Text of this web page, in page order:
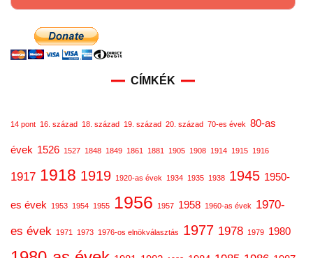
CÍMKÉK
14 pont 16. század 18. század 19. század 20. század 70-es évek 80-as
évek 1526 1527 1848 1849 1861 1881 1905 1908 1914 1915 1916
1917 1918 1919 1920-as évek 1934 1935 1938 1945 1950-
es évek 1953 1954 1955 1956 1957 1958 1960-as évek
1970-
es évek 1971 1973 1976-os elnökválasztás 1977 1978 1979 1980